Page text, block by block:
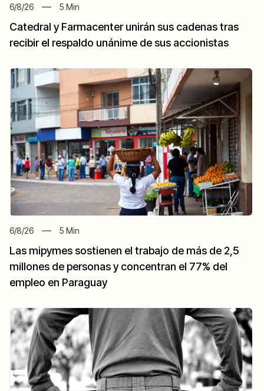
6/8/26 5 Min
Catedral y Farmacenter unirán sus cadenas tras
recibir el respaldo unánime de sus accionistas
6/8/26 5 Min
Las mipymes sostienen el trabajo de más de 2,5
millones de personas y concentran el 77% del
empleo en Paraguay